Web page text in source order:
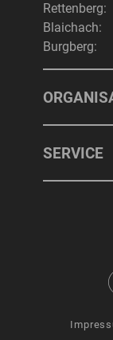
Rettenberg:
Blaichach:
Burgberg:
SERVICE